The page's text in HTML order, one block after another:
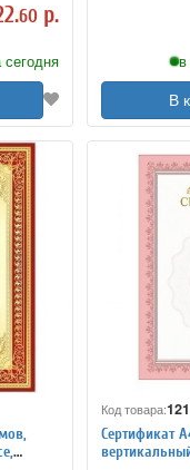
60р.
в
В
Код товара:
Сертификат